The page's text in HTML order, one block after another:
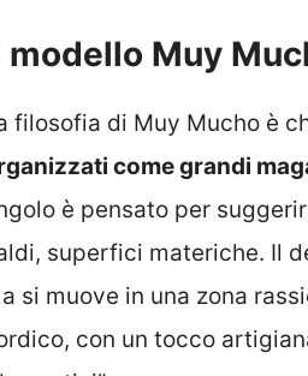
modello Muy
filosofia di Muy Mucho è
come grandi
è pensato per
superfici materiche. Il
si muove in una zona
con un tocco